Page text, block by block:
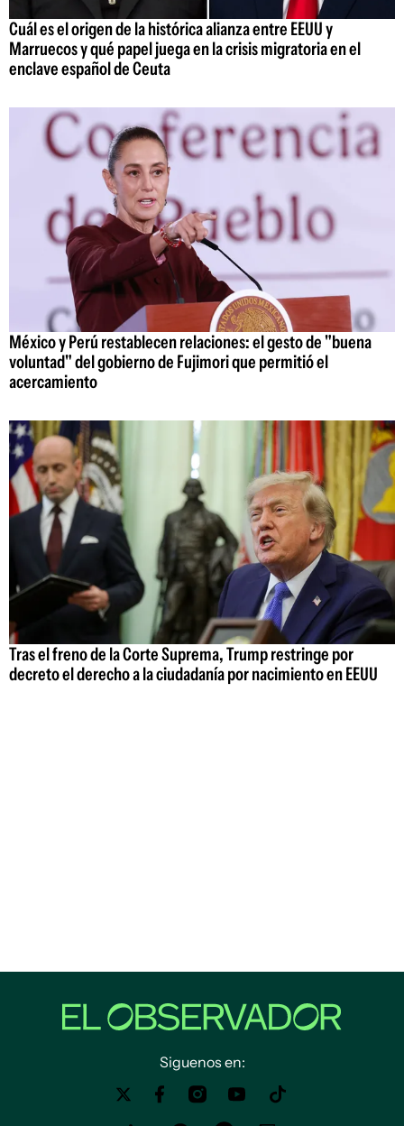
Cuál es el origen de la histórica alianza entre EEUU y
Marruecos y qué papel juega en la crisis migratoria en el
enclave español de Ceuta
México y Perú restablecen relaciones: el gesto de "buena
voluntad" del gobierno de Fujimori que permitió el
acercamiento
Tras el freno de la Corte Suprema, Trump restringe por
decreto el derecho a la ciudadanía por nacimiento en EEUU
Siguenos en: